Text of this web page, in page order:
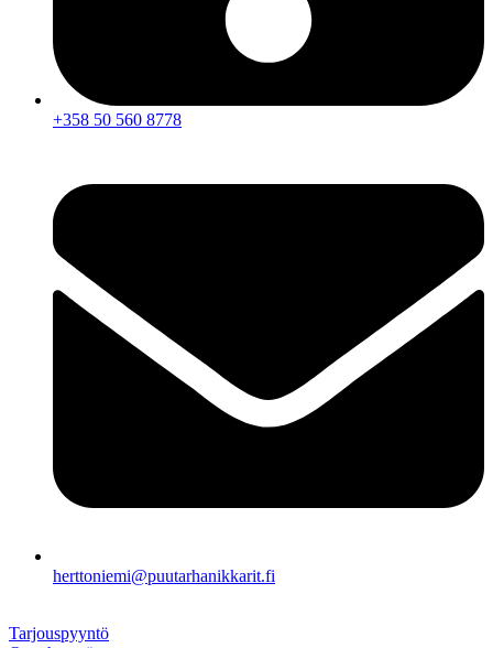
+358 50 560 8778
herttoniemi@puutarhanikkarit.fi
Tarjouspyyntö